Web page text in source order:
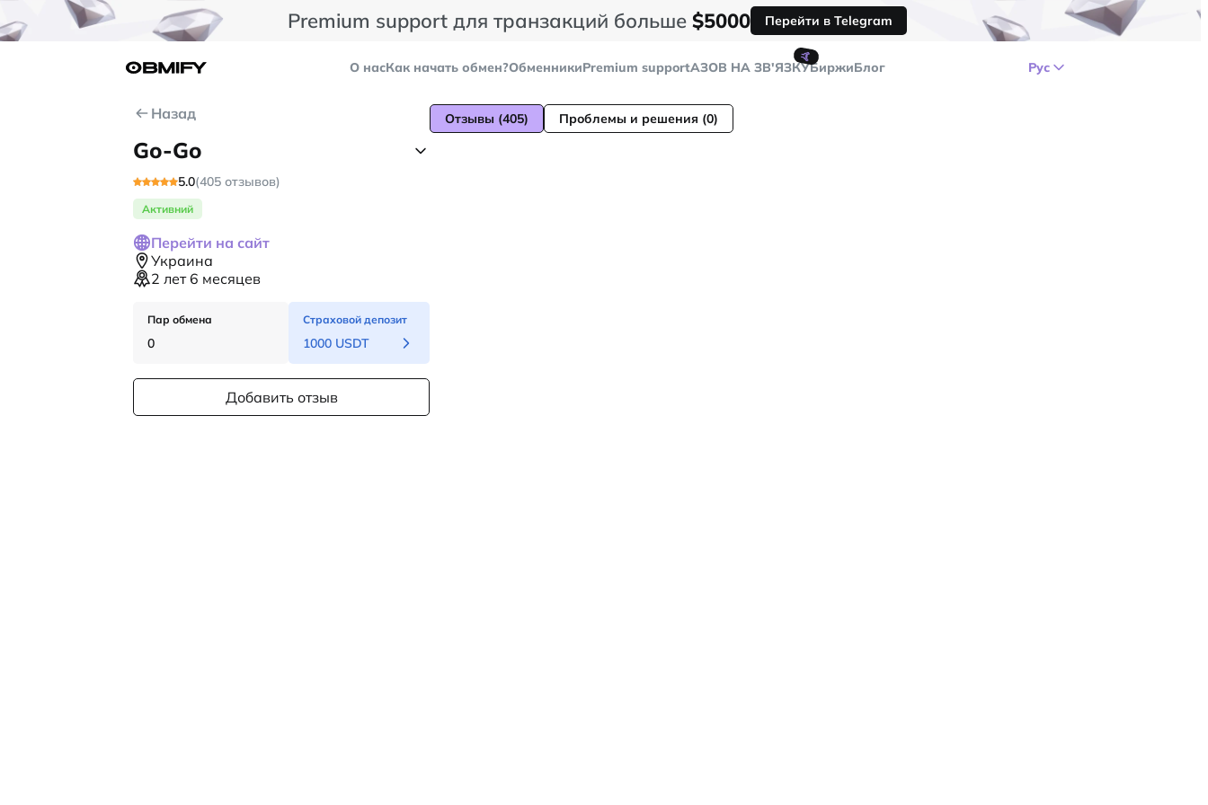
Premium support для транзакций больше $5000 Перейти в Telegram
О насКак начать обмен?ОбменникиPremium support
🤙
AЗОВ НА ЗВ'ЯЗКУБиржиБлог Рус
Назад
Go-Go
5.0(405 отзывов)
Активний
Перейти на сайт
Украина
2 лет 6 месяцев
Пар обмена
0
Страховой депозит
1000 USDT
Добавить отзыв
Отзывы (405) Проблемы и решения (0)